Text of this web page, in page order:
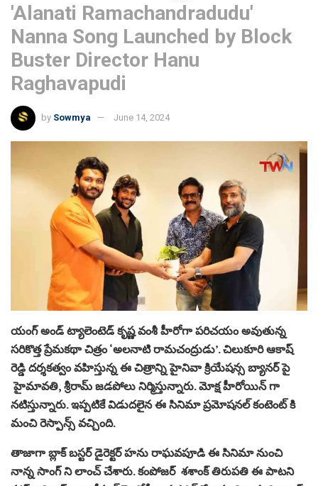
'Alanati Ramachandradudu'
Nanna Song Launched by Block
Buster Director Hanu
Raghavapudi
by Sowmya June 14, 2024
యంగ్ అండ్ ట్యాలెంటెడ్ కృష్ణ వంశీ హీరోగా పరిచయం అవుతున్న
సరికొత్త ప్రేమకథా చిత్రం ‘అలనాటి రామచంద్రుడు’. చిలుకూరి ఆకాష్
రెడ్డి దర్శకత్వం వహిస్తున్న ఈ చిత్రాన్ని హైనివా క్రియేషన్స బ్యానర్ పై
హైమావతి, శ్రీరామ్ జడపోలు నిర్మిస్తున్నారు. మోక్ష హీరోయిన్ గా
నటిస్తున్నారు. ఇప్పటికే విడుదలైన ఈ సినిమా ప్రమోషనల్ కంటెంట్ కి
మంచి రెస్పాన్స్ వచ్చింది.
తాజాగా బ్లాక్ బస్టర్ డైరెక్టర్ హను రాఘవపూడి ఈ సినిమా నుంచి
నాన్న సాంగ్ ని లాంచ్ చేశారు. కంపోజర్ శశాంక్ తిరుపతి ఈ పాటని